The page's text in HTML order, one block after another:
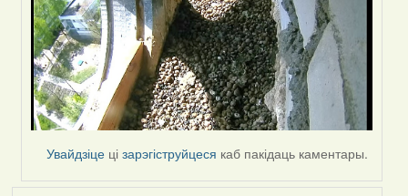
Увайдзіце цізарэгіструйцеся каб пакідаць каментары.